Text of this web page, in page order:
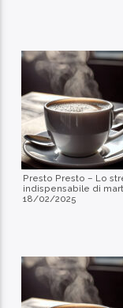
Presto Presto – Lo
indispensabile di
18/02/2025